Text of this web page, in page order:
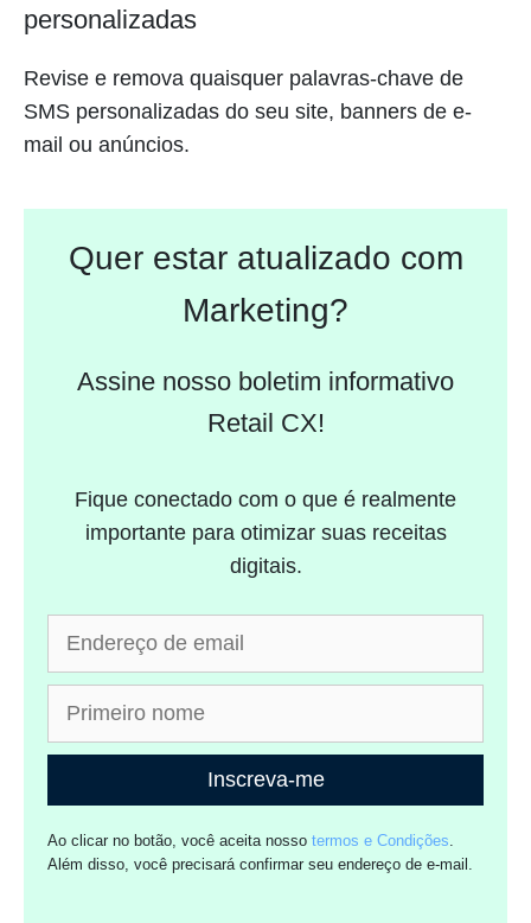
personalizadas
Revise e remova quaisquer palavras-chave de
SMS personalizadas do seu site, banners de e-
mail ou anúncios.
Quer estar atualizado com
Marketing?
Assine nosso boletim informativo
Retail CX!
Fique conectado com o que é realmente
importante para otimizar suas receitas
digitais.
Inscreva-me
Ao clicar no botão, você aceita nossotermos e Condições.
Além disso, você precisará confirmar seu endereço de e-mail.